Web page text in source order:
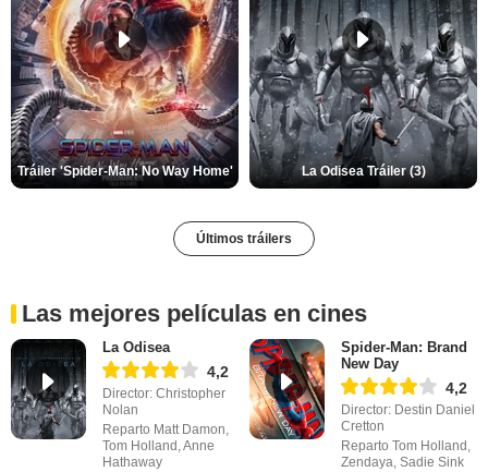
Tráiler 'Spider-Man: No Way Home' La Odisea Tráiler (3)
Últimos tráilers
Las mejores películas en cines
La Odisea
4,2
Director: Christopher
Nolan
Reparto Matt Damon,
Tom Holland, Anne
Hathaway
Spider-Man: Brand
New Day
4,2
Director: Destin Daniel
Cretton
Reparto Tom Holland,
Zendaya, Sadie Sink